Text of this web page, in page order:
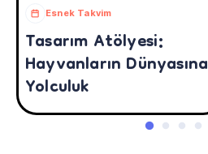
Esnek Takvim
Tasarım Atölyesi:
Hayvanların Dünyasına
Yolculuk